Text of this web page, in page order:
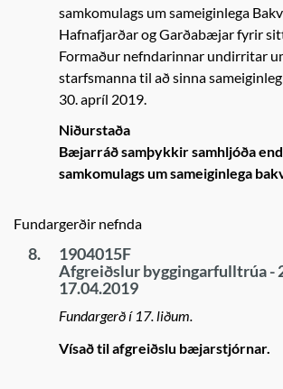
samkomulags um sameiginlega
Hafnafjarðar og Garðabæjar fyrir
Formaður nefndarinnar undirritar
starfsmanna til að sinna
30. apríl 2019.
Niðurstaða
Bæjarráð samþykkir samhljóða
samkomulags um sameiginlega
Fundargerðir nefnda
8.
1904015F
Afgreiðslur byggingarfulltrúa -
17.04.2019
Fundargerð í 17. liðum.
Vísað til afgreiðslu bæjarstjórnar.